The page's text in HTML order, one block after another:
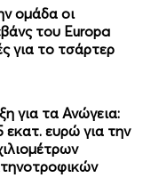
ομάδα οι
του Europa
για το τσάρτερ
για τα Ανώγεια:
ευρώ για την